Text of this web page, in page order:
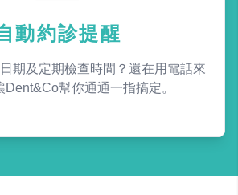
動約診提醒
期及定期檢查時間？還在用電話來
Dent&Co幫你通通一指搞定。